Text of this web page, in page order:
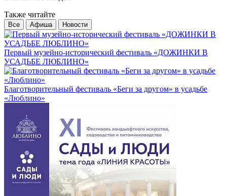
Также читайте
Все Афиша Новости
Первый музейно-исторический фестиваль «ДОЖИНКИ В
УСАДЬБЕ ЛЮБЛИНО»
Благотворительный фестиваль «Беги за другом» в усадьбе
«Люблино»